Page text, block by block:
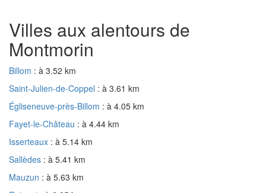
Villes aux alentours de
Montmorin
Billom : à 3.52 km
Saint-Julien-de-Coppel : à 3.61 km
Égliseneuve-près-Billom : à 4.05 km
Fayet-le-Château : à 4.44 km
Isserteaux : à 5.14 km
Sallèdes : à 5.41 km
Mauzun : à 5.63 km